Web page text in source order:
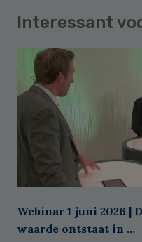
Interessant
Webinar 1 juni 2026 |
waarde ontstaat in ...